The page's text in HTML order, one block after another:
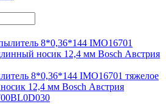
8*0,36*144 IMO16701 тяжелое
12,4 мм Bosch Австрия